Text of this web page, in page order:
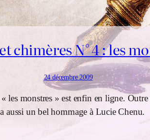
chimères N° 4 : les
24 décembre 2009
les monstres » est enfin en ligne.
aussi un bel hommage à Lucie Chenu.